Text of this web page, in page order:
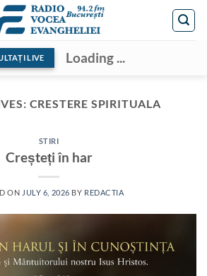
LIVE Loading ...
CRESTERE SPIRITUALA
STIRI
Creșteți în har
ON JULY 6, 2026 BY REDACTIA